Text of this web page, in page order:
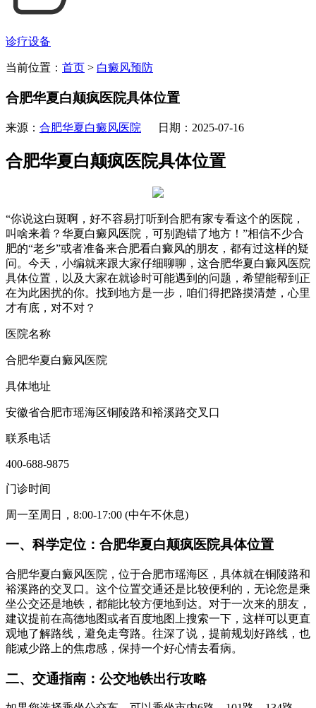
诊疗设备
当前位置： 首页 > 白癜风预防
合肥华夏白颠疯医院具体位置
来源： 合肥华夏白癜风医院 日期：2025-07-16
合肥华夏白颠疯医院具体位置
“你说这白斑啊，好不容易打听到合肥有家专看这个的医院，
叫啥来着？华夏白癜风医院，可别跑错了地方！”相信不少合
肥的“老乡”或者准备来合肥看白癜风的朋友，都有过这样的疑
问。今天，小编就来跟大家仔细聊聊，这合肥华夏白癜风医院
具体位置，以及大家在就诊时可能遇到的问题，希望能帮到正
在为此困扰的你。找到地方是一步，咱们得把路摸清楚，心里
才有底，对不对？
医院名称
合肥华夏白癜风医院
具体地址
安徽省合肥市瑶海区铜陵路和裕溪路交叉口
联系电话
400-688-9875
门诊时间
周一至周日，8:00-17:00 (中午不休息)
一、科学定位：合肥华夏白颠疯医院具体位置
合肥华夏白癜风医院，位于合肥市瑶海区，具体就在铜陵路和
裕溪路的交叉口。这个位置交通还是比较便利的，无论您是乘
坐公交还是地铁，都能比较方便地到达。对于一次来的朋友，
建议提前在高德地图或者百度地图上搜索一下，这样可以更直
观地了解路线，避免走弯路。往深了说，提前规划好路线，也
能减少路上的焦虑感，保持一个好心情去看病。
二、交通指南：公交地铁出行攻略